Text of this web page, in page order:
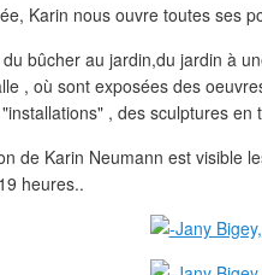
Karin nous ouvre toutes ses
bûcher au jardin,du jardin à
, où sont exposées des
, des sculptures
de Karin Neumann est visible
heures..